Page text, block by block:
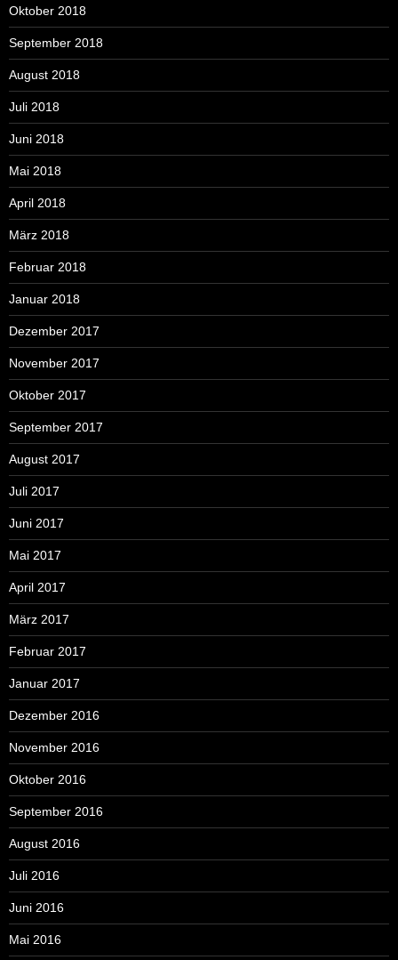
Oktober 2018
September 2018
August 2018
Juli 2018
Juni 2018
Mai 2018
April 2018
März 2018
Februar 2018
Januar 2018
Dezember 2017
November 2017
Oktober 2017
September 2017
August 2017
Juli 2017
Juni 2017
Mai 2017
April 2017
März 2017
Februar 2017
Januar 2017
Dezember 2016
November 2016
Oktober 2016
September 2016
August 2016
Juli 2016
Juni 2016
Mai 2016